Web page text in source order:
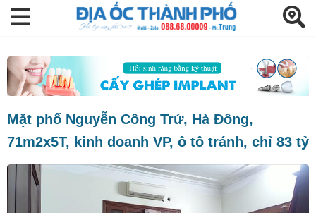
Mặt phố Nguyễn Công Trứ, Hà Đông,
71m2x5T, kinh doanh VP, ô tô tránh, chỉ 83 tỷ